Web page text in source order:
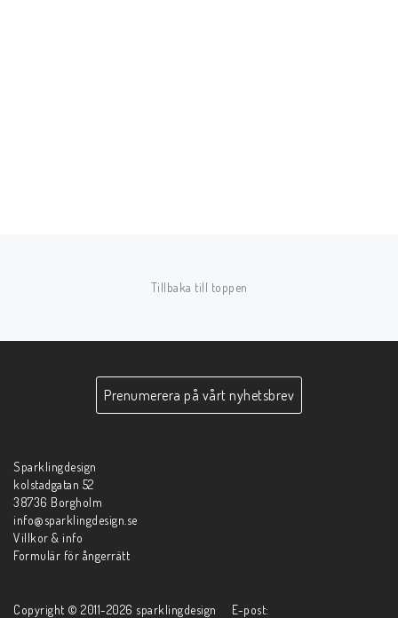
Tillbaka till toppen
Prenumerera på vårt nyhetsbrev
Sparklingdesign
kolstadgatan 52
38736 Borgholm
info@sparklingdesign.se
Villkor & info
Formulär för ångerrätt
Copyright © 2011-2026 sparklingdesign E-post: